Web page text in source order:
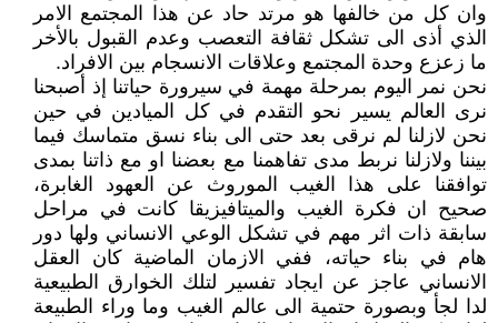
وان كل من خالفها هو مرتد حاد عن هذا المجتمع الامر
الذي أذى الى تشكل ثقافة التعصب وعدم القبول بالأخر
ما زعزع وحدة المجتمع وعلاقات الانسجام بين الافراد.
نحن نمر اليوم بمرحلة مهمة في سيرورة حياتنا إذ أصبحنا
نرى العالم يسير نحو التقدم في كل الميادين في حين
نحن لازلنا لم نرقى بعد حتى الى بناء نسق متماسك فيما
بيننا ولازلنا نربط مدى تفاهمنا مع بعضنا او مع ذاتنا بمدى
توافقنا على هذا الغيب الموروث عن العهود الغابرة،
صحيح ان فكرة الغيب والميتافيزيقا كانت في مراحل
سابقة ذات اثر مهم في تشكل الوعي الانساني ولها دور
هام في بناء حياته، ففي الازمان الماضية كان العقل
الانساني عاجز عن ايجاد تفسير لتلك الخوارق الطبيعية
لدا لجأ وبصورة حتمية الى عالم الغيب وما وراء الطبيعة